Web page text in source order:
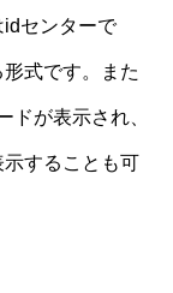
idセンターで
式です。また
ドが表示され、
することも可